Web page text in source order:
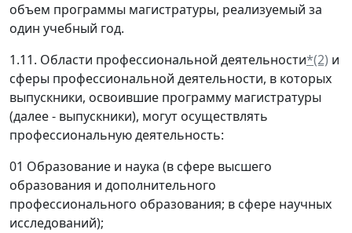
объем программы магистратуры, реализуемый за
один учебный год.
1.11. Области профессиональной деятельности*(2) и
сферы профессиональной деятельности, в которых
выпускники, освоившие программу магистратуры
(далее - выпускники), могут осуществлять
профессиональную деятельность:
01 Образование и наука (в сфере высшего
образования и дополнительного
профессионального образования; в сфере научных
исследований);